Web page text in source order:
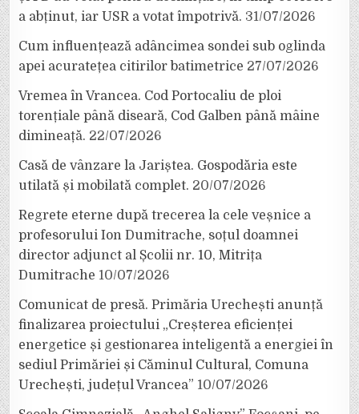
a abținut, iar USR a votat împotrivă. 31/07/2026
Cum influențează adâncimea sondei sub oglinda
apei acuratețea citirilor batimetrice 27/07/2026
Vremea în Vrancea. Cod Portocaliu de ploi
torențiale până diseară, Cod Galben până mâine
dimineață. 22/07/2026
Casă de vânzare la Jariștea. Gospodăria este
utilată și mobilată complet. 20/07/2026
Regrete eterne după trecerea la cele veșnice a
profesorului Ion Dumitrache, soțul doamnei
director adjunct al Școlii nr. 10, Mitrița
Dumitrache 10/07/2026
Comunicat de presă. Primăria Urechești anunță
finalizarea proiectului „Creșterea eficienței
energetice și gestionarea inteligentă a energiei în
sediul Primăriei și Căminul Cultural, Comuna
Urechești, județul Vrancea” 10/07/2026